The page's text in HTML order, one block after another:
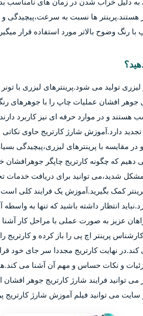
ها نسبت به سرعت،پیچیدگی و
رنگ وضوح بالاتر مورد استفاده قرار
تولید می شود.پرینترهای لیزری با
جوهر افشان عملیات چاپ را با جوهرهای
و در موارد حرفه ای نیز کاربرد
تجدید دارد.آموزش شارژ کارتریج حاوی
مقایسه با پرینترهای لیزری،پیچیدگی
که چگونه کارتریج چاپگر جوهرافشان
مشکل شدید،می توانید برای دریافت خدمات
کمک بگیرید.آموزش یک فرایند کلی است
انتظار داشته باشید که تنها به واسطه
عزیز به صورت عملی با مراحل کار
کارشناس پرینتر اچ پی را باز کرده و
نهایت کارتریج مجددا سر جای خود
و نکات حساس و مهم آن آشنا می
توانید فرایند شارژ کارتریج جوهر
می توانید فیلم آموزش شارژ کارتریج